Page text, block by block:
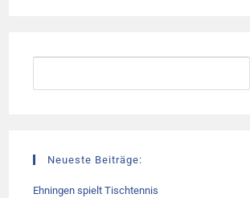
Neueste Beiträge:
Ehningen spielt Tischtennis